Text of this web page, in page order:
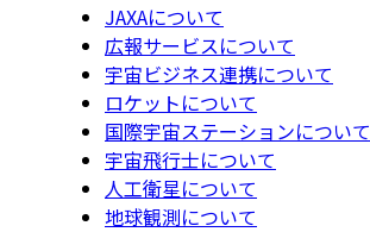
JAXAについて
広報サービスについて
宇宙ビジネス連携について
ロケットについて
国際宇宙ステーションについて
宇宙飛行士について
人工衛星について
地球観測について